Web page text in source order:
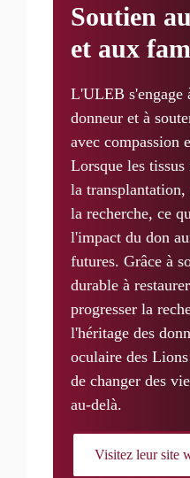
Soutien
et aux
L'ULEB s'engage
donneur et à
avec compassion
Lorsque les tissus
la
la recherche, ce
l'impact du don
futures. Grâce à
durable à
progresser la
l'héritage des
oculaire des
de changer des
au-delà.
Visitez leur site